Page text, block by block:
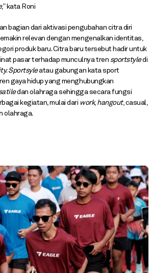
,” kata Roni
bagian dari aktivasi pengubahan citra diri
relevan dengan mengenalkan identitas,
produk baru. Citra baru tersebut hadir untuk
pasar terhadap munculnya tren sportstyledi
.Sportsyleatau gabungan kata sport
gaya hidup yang menghubungkan
dan olahraga sehingga secara fungsi
kegiatan, mulai dari work,hangout, casual,
olahraga.